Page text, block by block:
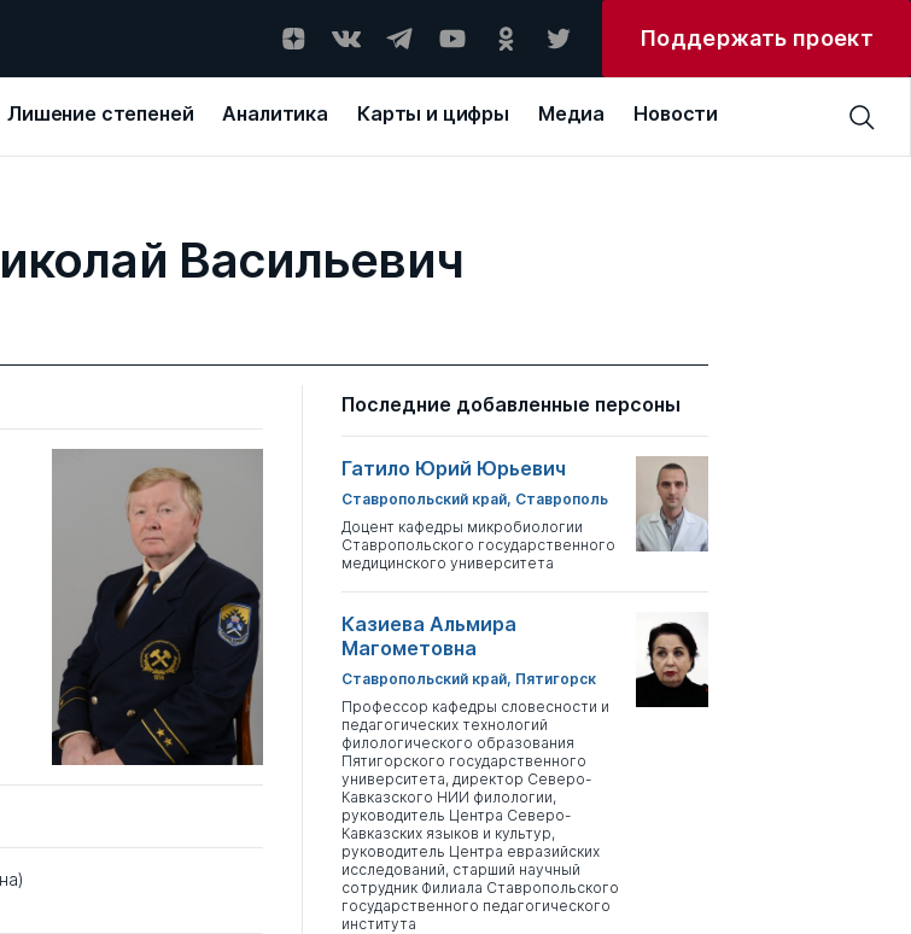
Поддержать проект
Лишение степеней Аналитика Карты и цифры Медиа Новости
Васильевич
Последние добавленные персоны
Гатило Юрий Юрьевич
Ставропольский край, Ставрополь
Доцент кафедры микробиологии
Ставропольского государственного
медицинского университета
Казиева Альмира
Магометовна
Ставропольский край, Пятигорск
Профессор кафедры словесности и
педагогических технологий
филологического образования
Пятигорского государственного
университета, директор Северо-
Кавказского НИИ филологии,
руководитель Центра Северо-
Кавказских языков и культур,
руководитель Центра евразийских
исследований, старший научный
сотрудник Филиала Ставропольского
государственного педагогического
института